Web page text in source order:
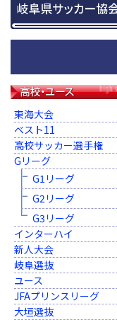
東海大会
ベスト11
高校サッカー選手権
Gリーグ
G1リーグ
G2リーグ
G3リーグ
インターハイ
新人大会
岐阜選抜
ユース
JFAプリンスリーグ
大垣選抜